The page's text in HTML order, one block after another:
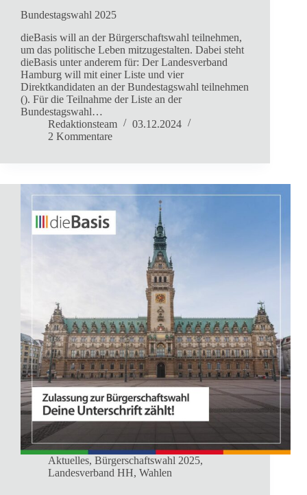
Bundestagswahl 2025
dieBasis will an der Bürgerschaftswahl teilnehmen,
um das politische Leben mitzugestalten. Dabei steht
dieBasis unter anderem für: Der Landesverband
Hamburg will mit einer Liste und vier
Direktkandidaten an der Bundestagswahl teilnehmen
(). Für die Teilnahme der Liste an der
Bundestagswahl…
Redaktionsteam
03.12.2024
2 Kommentare
Aktuelles, Bürgerschaftswahl 2025,
Landesverband HH, Wahlen